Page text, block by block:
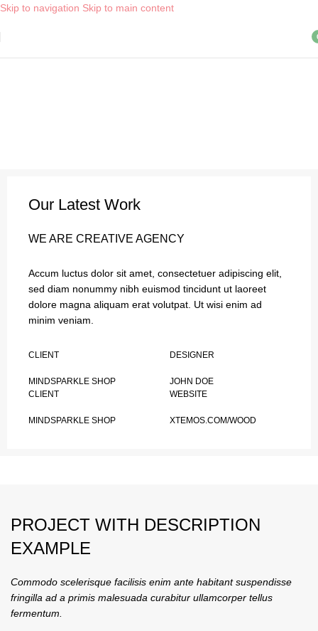
Skip to navigation Skip to main content
Our Latest Work
WE ARE CREATIVE AGENCY
Accum luctus dolor sit amet, consectetuer adipiscing elit,
sed diam nonummy nibh euismod tincidunt ut laoreet
dolore magna aliquam erat volutpat. Ut wisi enim ad
minim veniam.
CLIENT
MINDSPARKLE SHOP
DESIGNER
JOHN DOE
CLIENT
MINDSPARKLE SHOP
WEBSITE
XTEMOS.COM/WOOD
PROJECT WITH DESCRIPTION
EXAMPLE
Commodo scelerisque facilisis enim ante habitant suspendisse
fringilla ad a primis malesuada curabitur ullamcorper tellus
fermentum.